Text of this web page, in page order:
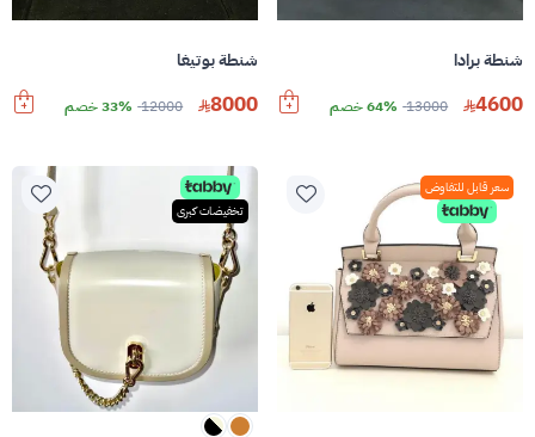
شنطة برادا
4600
13000 64% خصم
شنطة بوتيغا
8000
12000 33% خصم
سعر قابل للتفاوض
تخفيضات كبرى